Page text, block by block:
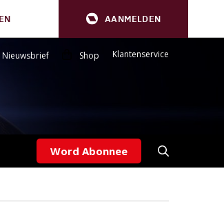
AANMELDEN
Nieuwsbrief Shop Klantenservice
Word Abonnee